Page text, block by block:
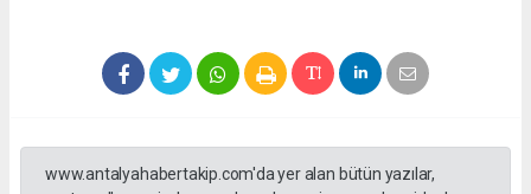
www.antalyahabertakip.com'da yer alan bütün yazılar,